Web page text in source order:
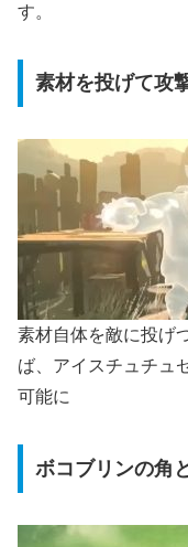
す。
素材を投げて攻
素材自体を敵に投げ
ば、アイスチュチュ
可能に
ボコブリンの角